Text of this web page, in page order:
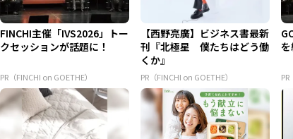
FINCHI主催「IVS2026」トー
クセッションが話題に！
PR（FINCHI on GOETHE）
【西野亮廣】ビジネス書最新
刊『北極星 僕たちはどう働
くか』
PR（FINCHI on GOETHE）